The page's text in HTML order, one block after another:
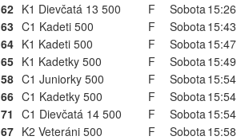
62 K1 Dievčatá 13 500 F Sobota15:26
63 C1 Kadeti 500 F Sobota15:43
64 K1 Kadeti 500 F Sobota15:47
65 K1 Kadetky 500 F Sobota15:49
58 C1 Juniorky 500 F Sobota15:54
66 C1 Kadetky 500 F Sobota15:54
71 C1 Dievčatá 14 500 F Sobota15:54
67 K2 Veteráni 500 F Sobota15:58